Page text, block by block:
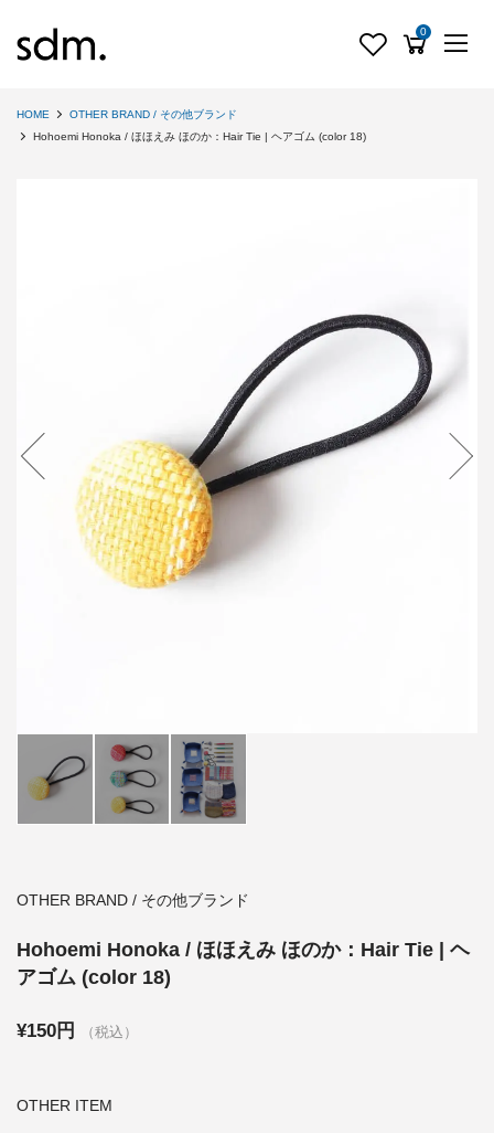
0
HOME
OTHER BRAND / その他ブランド
Hohoemi Honoka / ほほえみ ほのか：Hair Tie | ヘアゴム (color 18)
OTHER BRAND / その他ブランド
Hohoemi Honoka / ほほえみ ほのか：Hair Tie | ヘ
アゴム (color 18)
¥150円 （税込）
OTHER ITEM